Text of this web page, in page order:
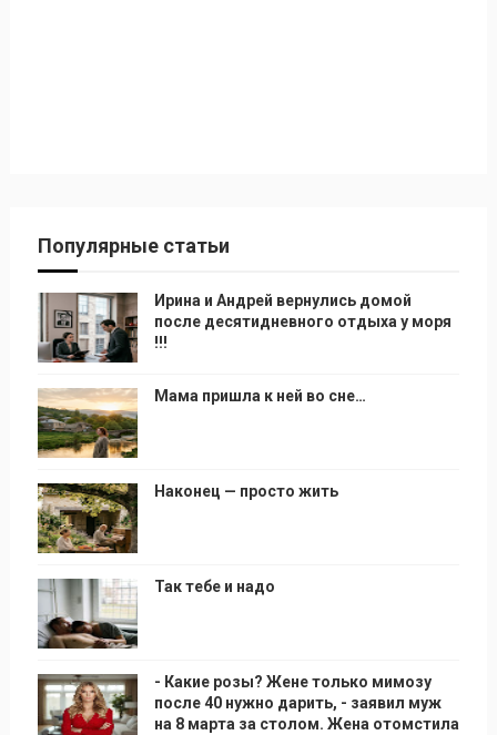
Популярные статьи
Ирина и Андрей вернулись домой
после десятидневного отдыха у моря
!!!
Мама пришла к ней во сне…
Наконец — просто жить
Так тебе и надо
- Какие розы? Жене только мимозу
после 40 нужно дарить, - заявил муж
на 8 марта за столом. Жена отомстила